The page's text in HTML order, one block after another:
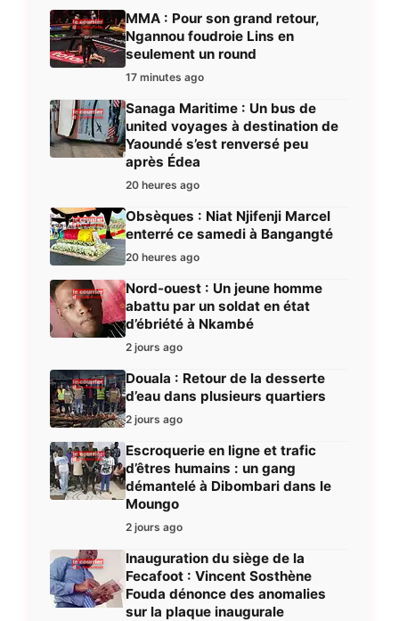
MMA : Pour son grand retour,
Ngannou foudroie Lins en
seulement un round
17 minutes ago
Sanaga Maritime : Un bus de
united voyages à destination de
Yaoundé s’est renversé peu
après Édea
20 heures ago
Obsèques : Niat Njifenji Marcel
enterré ce samedi à Bangangté
20 heures ago
Nord-ouest : Un jeune homme
abattu par un soldat en état
d’ébriété à Nkambé
2 jours ago
Douala : Retour de la desserte
d’eau dans plusieurs quartiers
2 jours ago
Escroquerie en ligne et trafic
d’êtres humains : un gang
démantelé à Dibombari dans le
Moungo
2 jours ago
Inauguration du siège de la
Fecafoot : Vincent Sosthène
Fouda dénonce des anomalies
sur la plaque inaugurale